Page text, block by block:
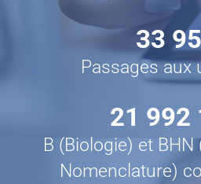
33
Passages aux
21 992
B (Biologie) et
Nomenclature)